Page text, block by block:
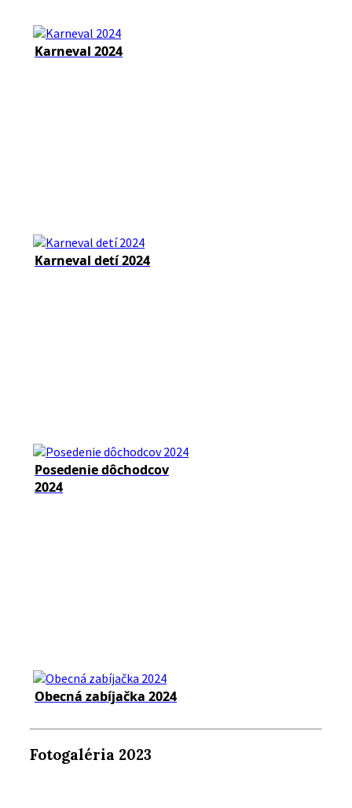
Karneval 2024
Karneval detí 2024
Posedenie dôchodcov
2024
Obecná zabíjačka 2024
Fotogaléria 2023